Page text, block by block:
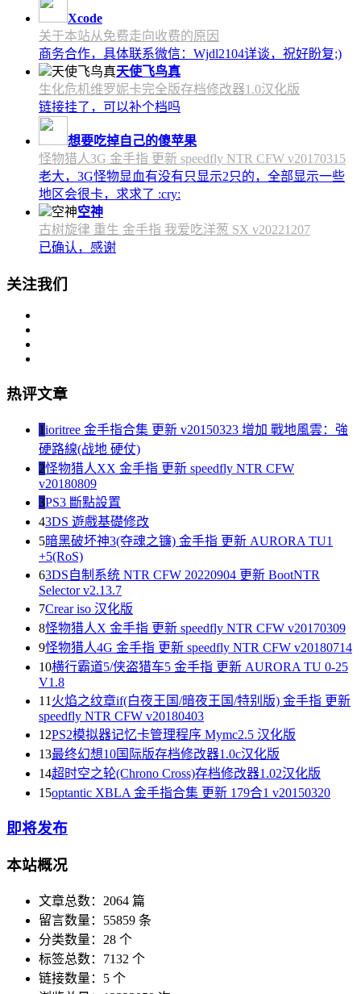
Xcode
关于本站从免费走向收费的原因
商务合作，具体联系微信：Wjdl2104详谈，祝好盼复;)
天使飞鸟真
生化危机维罗妮卡完全版存档修改器1.0汉化版
链接挂了，可以补个档吗
想要吃掉自己的傻苹果
怪物猎人3G 金手指 更新 speedfly NTR CFW v20170315
老大，3G怪物显血有没有只显示2只的，全部显示一些
地区会很卡，求求了 :cry:
空神
古树旋律 重生 金手指 我爱吃洋葱 SX v20221207
已确认，感谢
关注我们
热评文章
1ioritree 金手指合集 更新 v20150323 增加 戰地風雲：強
硬路線(战地 硬仗)
2怪物猎人XX 金手指 更新 speedfly NTR CFW
v20180809
3PS3 斷點設置
43DS 遊戲基礎修改
5暗黑破坏神3(夺魂之镰) 金手指 更新 AURORA TU1
+5(RoS)
63DS自制系统 NTR CFW 20220904 更新 BootNTR
Selector v2.13.7
7Crear iso 汉化版
8怪物猎人X 金手指 更新 speedfly NTR CFW v20170309
9怪物猎人4G 金手指 更新 speedfly NTR CFW v20180714
10横行霸道5/侠盗猎车5 金手指 更新 AURORA TU 0-25
V1.8
11 火焰之纹章if(白夜王国/暗夜王国/特别版) 金手指 更新
speedfly NTR CFW v20180403
12PS2模拟器记忆卡管理程序 Mymc2.5 汉化版
13最终幻想10国际版存档修改器1.0c汉化版
14超时空之轮(Chrono Cross)存档修改器1.02汉化版
15optantic XBLA 金手指合集 更新 179合1 v20150320
即将发布
本站概况
文章总数：2064 篇
留言数量：55859 条
分类数量：28 个
标签总数：7132 个
链接数量：5 个